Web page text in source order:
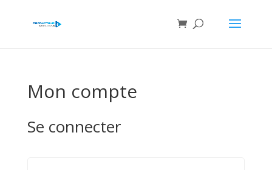
Mon compte
Se connecter